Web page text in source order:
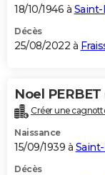
18/10/1946 à
Décès
25/08/2022 à
Noel PERBET
Créer une
Naissance
15/09/1939 à
Décès